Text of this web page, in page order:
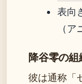
表向
（
降谷零の
彼は通称「